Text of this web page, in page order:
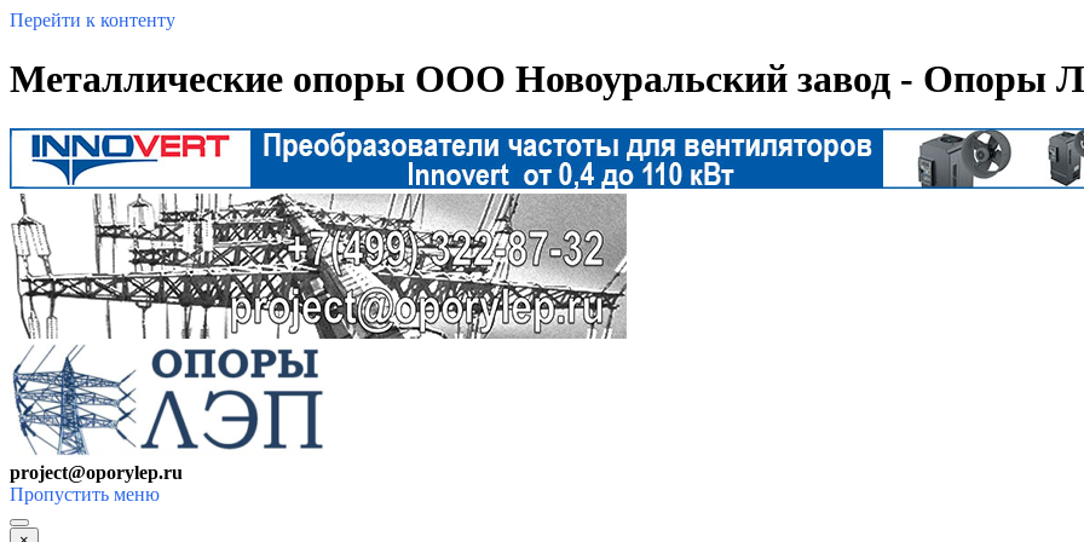
Перейти к контенту
Металлические опоры ООО Новоуральский завод - Опоры
project@oporylep.ru
Пропустить меню